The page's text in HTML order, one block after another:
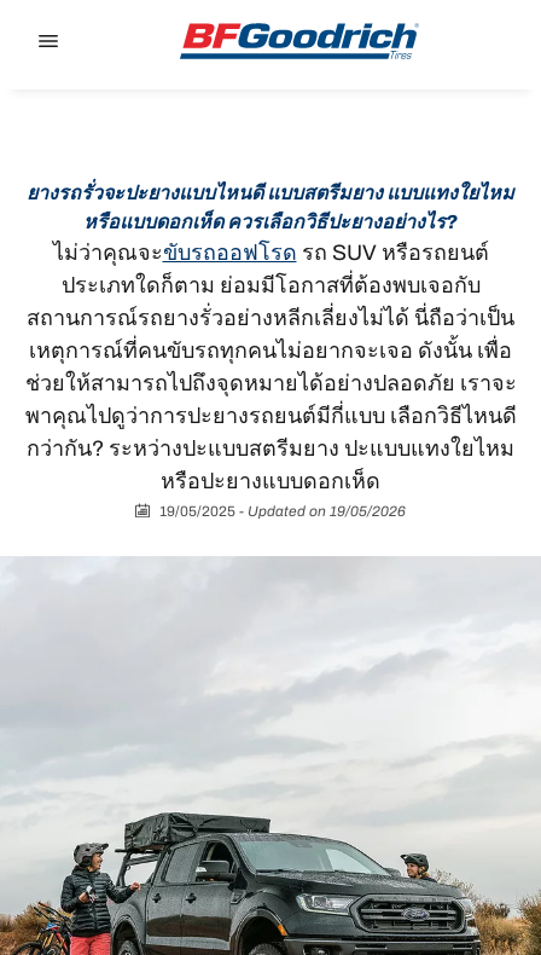
ยางรถรั่วจะปะยางแบบไหนดี แบบสตรีมยาง แบบแทงใยไหม
หรือแบบดอกเห็ด ควรเลือกวิธีปะยางอย่างไร?
ไม่ว่าคุณจะขับรถออฟโรด รถ SUV หรือรถยนต์
ประเภทใดก็ตาม ย่อมมีโอกาสที่ต้องพบเจอกับ
สถานการณ์รถยางรั่วอย่างหลีกเลี่ยงไม่ได้ นี่ถือว่าเป็น
เหตุการณ์ที่คนขับรถทุกคนไม่อยากจะเจอ ดังนั้น เพื่อ
ช่วยให้สามารถไปถึงจุดหมายได้อย่างปลอดภัย เราจะ
พาคุณไปดูว่าการปะยางรถยนต์มีกี่แบบ เลือกวิธีไหนดี
กว่ากัน? ระหว่างปะแบบสตรีมยาง ปะแบบแทงใยไหม
หรือปะยางแบบดอกเห็ด
19/05/2025 - Updated on 19/05/2026